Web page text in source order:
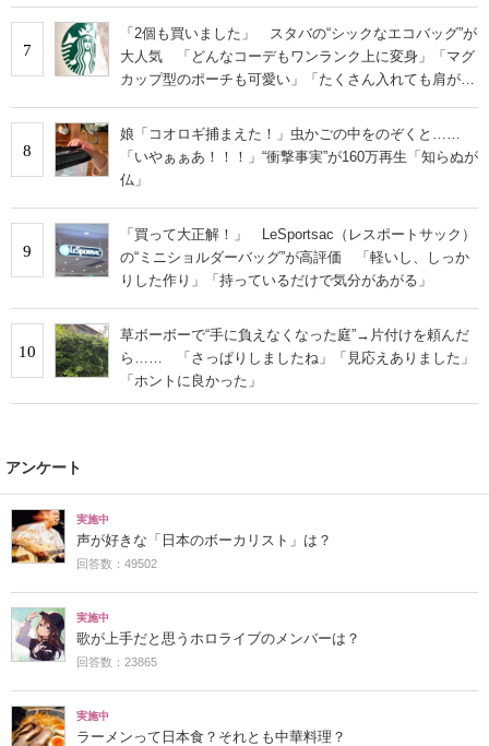
7
「2個も買いました」 スタバの“シックなエコバッグ”が
大人気 「どんなコーデもワンランク上に変身」「マグ
カップ型のポーチも可愛い」「たくさん入れても肩が痛
8
娘「コオロギ捕まえた！」虫かごの中をのぞくと……
「いやぁぁあ！！！」“衝撃事実”が160万再生「知らぬが
仏」
9
「買って大正解！」 LeSportsac（レスポートサック）
の“ミニショルダーバッグ”が高評価 「軽いし、しっか
りした作り」「持っているだけで気分があがる」
10
草ボーボーで“手に負えなくなった庭”→片付けを頼んだ
ら…… 「さっぱりしましたね」「見応えありました」
「ホントに良かった」
アンケート
実施中
声が好きな「日本のボーカリスト」は？
回答数：49502
実施中
歌が上手だと思うホロライブのメンバーは？
回答数：23865
実施中
ラーメンって日本食？それとも中華料理？